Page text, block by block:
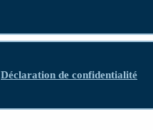
Déclaration de confidentialité